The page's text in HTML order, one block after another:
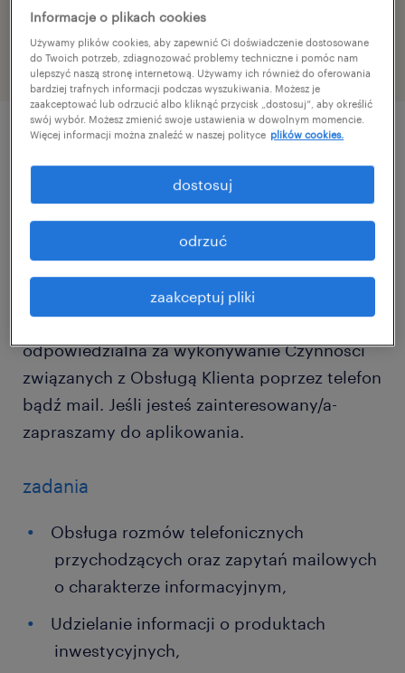
46954884
szczegóły oferty
obsłudze Klienta i poszerzyć swoje
Klienta- lidera branży technologicznej i BPO
poszukujemy osoby, która będzie
odpowiedzialna za wykonywanie Czynności
związanych z Obsługą Klienta poprzez telefon
bądź mail. Jeśli jesteś zainteresowany/a-
zapraszamy do aplikowania.
zadania
Obsługa rozmów telefonicznych
przychodzących oraz zapytań mailowych
o charakterze informacyjnym,
Udzielanie informacji o produktach
inwestycyjnych,
Informacje o plikach cookies
Używamy plików cookies, aby zapewnić Ci doświadczenie dostosowane
do Twoich potrzeb, zdiagnozować problemy techniczne i pomóc nam
ulepszyć naszą stronę internetową. Używamy ich również do oferowania
bardziej trafnych informacji podczas wyszukiwania. Możesz je
zaakceptować lub odrzucić albo kliknąć przycisk „dostosuj”, aby określić
swój wybór. Możesz zmienić swoje ustawienia w dowolnym momencie.
Więcej informacji można znaleźć w naszej polityce plików cookies.
zaakceptuj pliki
odrzuć
dostosuj